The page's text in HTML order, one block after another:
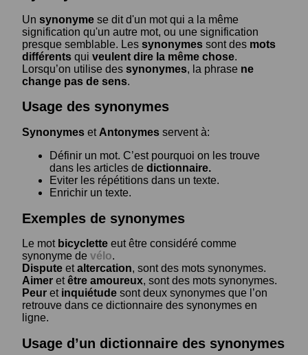
Un synonyme se dit d'un mot qui a la même
signification qu'un autre mot, ou une signification
presque semblable. Les synonymes sont des mots
différents qui veulent dire la même chose.
Lorsqu’on utilise des synonymes, la phrase ne
change pas de sens.
Usage des synonymes
Synonymes et Antonymes servent à:
Définir un mot. C’est pourquoi on les trouve
dans les articles de dictionnaire.
Eviter les répétitions dans un texte.
Enrichir un texte.
Exemples de synonymes
Le mot bicyclette eut être considéré comme
synonyme de vélo.
Dispute etaltercation, sont des mots synonymes.
Aimer etêtre amoureux, sont des mots synonymes.
Peur et inquiétude sont deux synonymes que l’on
retrouve dans ce dictionnaire des synonymes en
ligne.
Usage d’un dictionnaire des synonymes